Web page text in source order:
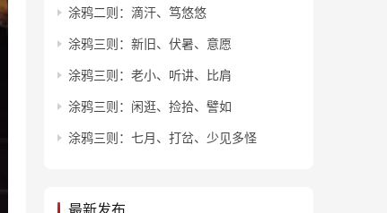
涂鸦二则：滴汗、笃悠悠
涂鸦三则：新旧、伏暑、意愿
涂鸦三则：老小、听讲、比肩
涂鸦三则：闲逛、捡拾、譬如
涂鸦三则：七月、打岔、少见多怪